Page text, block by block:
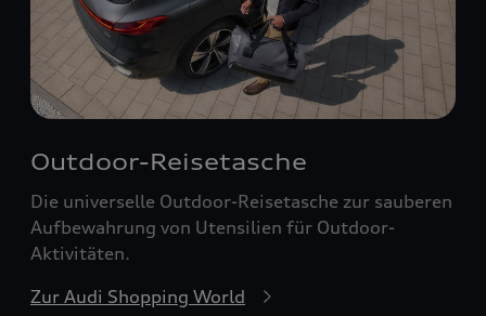
Outdoor-Reisetasche
Die universelle Outdoor-Reisetasche zur sauberen
Aufbewahrung von Utensilien für Outdoor-
Aktivitäten.
Zur Audi Shopping World